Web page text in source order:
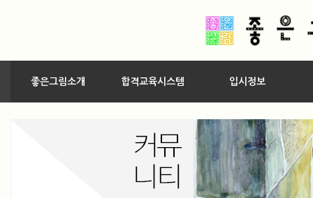
좋은그림소개 합격교육시스템 입시정보